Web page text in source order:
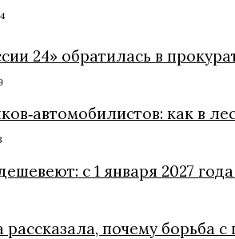
24» обратилась в
как в
с 1 января 2027
рассказала, почему борьба